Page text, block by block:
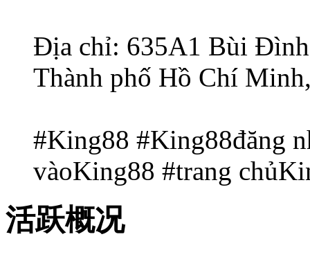
Địa chỉ: 635A1 Bùi
Thành phố Hồ Chí
#King88 #King88đăng
vàoKing88 #trang
活跃概况